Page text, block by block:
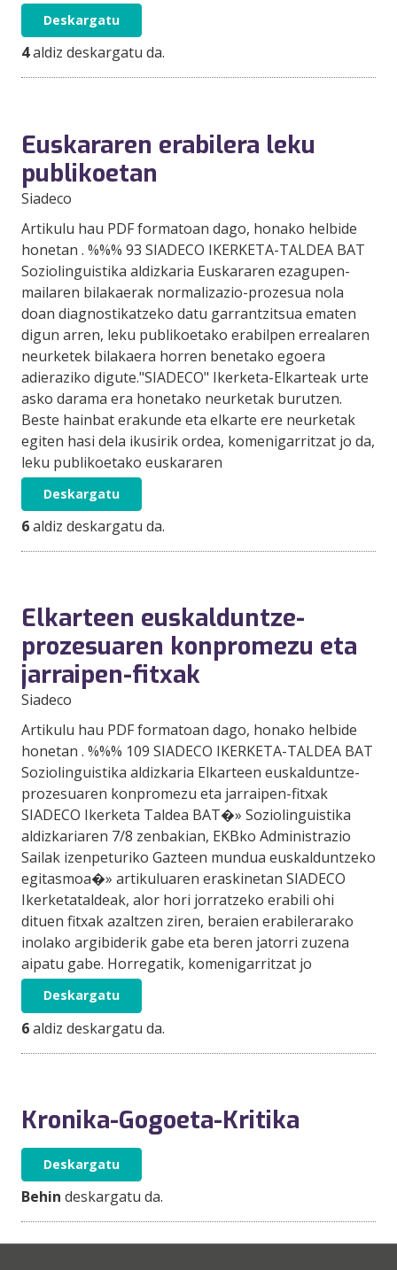
Deskargatu
4aldiz deskargatu da.
Euskararen erabilera leku
publikoetan
Siadeco
Artikulu hau PDF formatoan dago, honako helbide
honetan . %%% 93 SIADECO IKERKETA-TALDEA BAT
Soziolinguistika aldizkaria Euskararen ezagupen-
mailaren bilakaerak normalizazio-prozesua nola
doan diagnostikatzeko datu garrantzitsua ematen
digun arren, leku publikoetako erabilpen errealaren
neurketek bilakaera horren benetako egoera
adieraziko digute."SIADECO" Ikerketa-Elkarteak urte
asko darama era honetako neurketak burutzen.
Beste hainbat erakunde eta elkarte ere neurketak
egiten hasi dela ikusirik ordea, komenigarritzat jo da,
leku publikoetako euskararen
Deskargatu
6aldiz deskargatu da.
Elkarteen euskalduntze-
prozesuaren konpromezu eta
jarraipen-fitxak
Siadeco
Artikulu hau PDF formatoan dago, honako helbide
honetan . %%% 109 SIADECO IKERKETA-TALDEA BAT
Soziolinguistika aldizkaria Elkarteen euskalduntze-
prozesuaren konpromezu eta jarraipen-fitxak
SIADECO Ikerketa Taldea BAT�» Soziolinguistika
aldizkariaren 7/8 zenbakian, EKBko Administrazio
Sailak izenpeturiko Gazteen mundua euskalduntzeko
egitasmoa�» artikuluaren eraskinetan SIADECO
Ikerketataldeak, alor hori jorratzeko erabili ohi
dituen fitxak azaltzen ziren, beraien erabilerarako
inolako argibiderik gabe eta beren jatorri zuzena
aipatu gabe. Horregatik, komenigarritzat jo
Deskargatu
6aldiz deskargatu da.
Kronika-Gogoeta-Kritika
Deskargatu
Behin deskargatu da.